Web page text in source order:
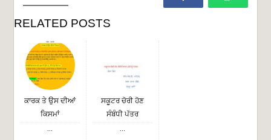
RELATED POSTS
ਕਾਰਕ ਤੇ ਉਸ ਦੀਆਂ
ਕਿਸਮਾਂ
ਸਕੂਟਰ ਚੋਰੀ ਹੋਣ
ਸੰਬੰਧੀ ਪੱਤਰ